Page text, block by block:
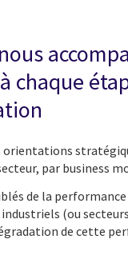
chaque
orientations
par business
de la
industriels (ou
de cette